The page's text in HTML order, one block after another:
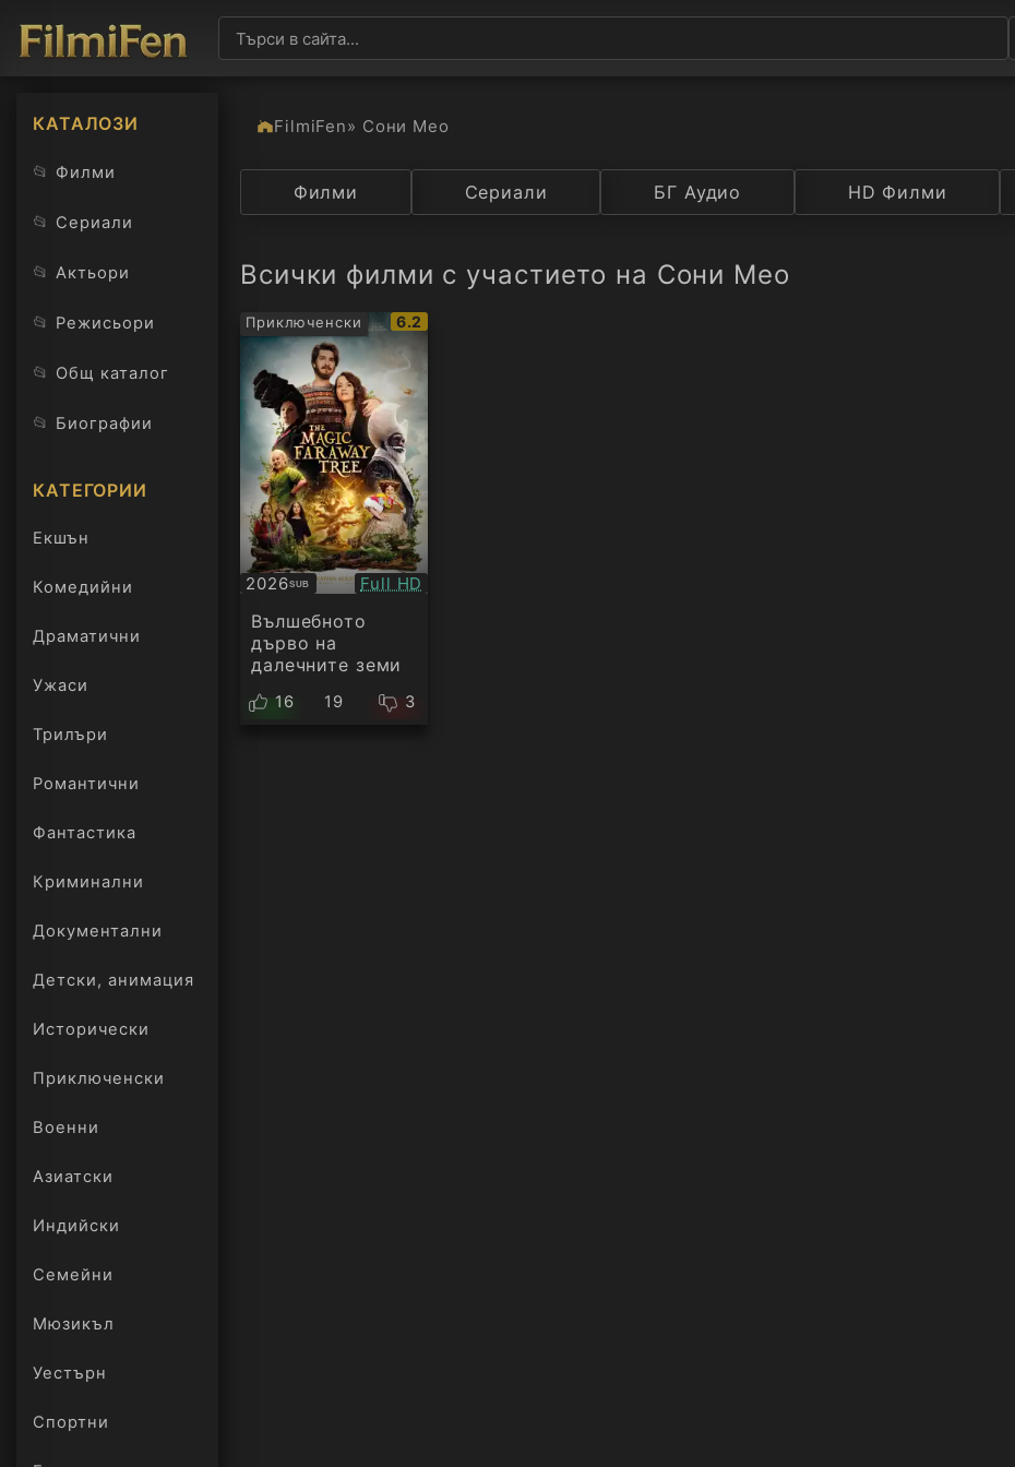
КАТАЛОЗИ
📂 Филми
📂 Сериали
📂 Актьори
📂 Режисьори
📂 Общ каталог
📂 Биографии
КАТЕГОРИИ
Екшън
Комедийни
Драматични
Ужаси
Трилъри
онлайн
Романтични
Фантастика
Криминални
Документални
Детски, анимация
Исторически
Приключенски
Военни
Азиатски
Индийски
Семейни
Мюзикъл
Уестърн
Спортни
FilmiFen» Сони Мео
Категория Държава Рейтинг
Филми Сериали БГ Аудио HD Филми
Всички филми с участието на Сони Мео
Приключенски
IMDb
рейтинг:
6.2
2026SUB
Субтитри Качество:
Full HD
Вълшебното
дърво на
далечните земи
16 19 3